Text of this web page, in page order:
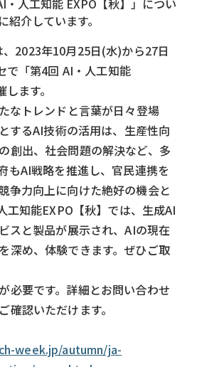
・人工知能 EXPO【秋】」につい
介しています。
2023年10月25日(水)から27日
で「第4回 AI・人工知能
ます。
なトレンドと言葉が日々登場
するAI技術の活用は、生産性向
創出、社会問題の解決など、多
もAI戦略を推進し、官民連携を
争力向上に向けた絶好の機会と
工知能EXPO【秋】では、生成AI
スと製品が展示され、AIの現在
深め、体験できます。ぜひご取
必要です。詳細とお問い合わせ
確認いただけます。
week.jp/autumn/ja-